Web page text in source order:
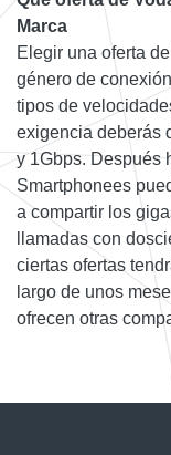
Marca
Elegir una oferta
género de
tipos de
exigencia deberás
y 1Gbps. Después
Smartphonees
a compartir los
llamadas con
ciertas ofertas
largo de unos
ofrecen otras